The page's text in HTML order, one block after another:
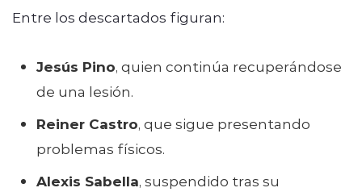
Entre los descartados figuran:
Jesús Pino, quien continúa recuperándose
de una lesión.
Reiner Castro, que sigue presentando
problemas físicos.
Alexis Sabella, suspendido tras su